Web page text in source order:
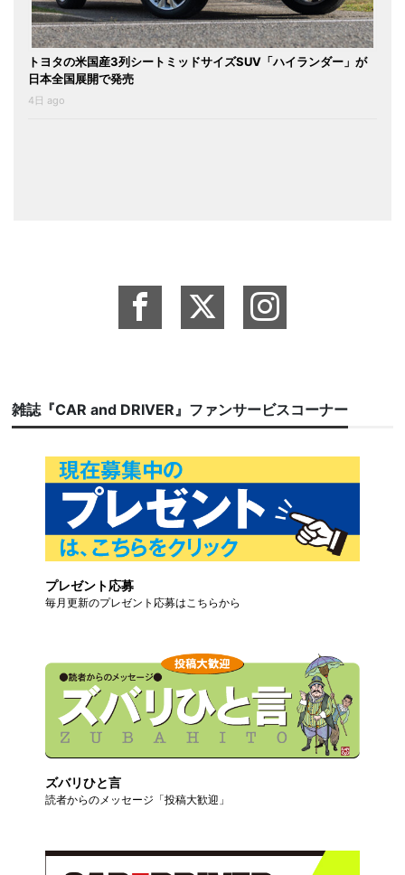
トヨタの米国産3列シートミッドサイズSUV「ハイランダー」が
日本全国展開で発売
4日 ago
雑誌『CAR and DRIVER』ファンサービスコーナー
プレゼント応募
毎月更新のプレゼント応募はこちらから
ズバリひと言
読者からのメッセージ「投稿大歓迎」